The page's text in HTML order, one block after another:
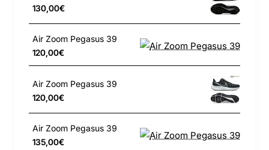
130,00€
Air Zoom Pegasus 39
120,00€
Air Zoom Pegasus 39
120,00€
Air Zoom Pegasus 39
135,00€